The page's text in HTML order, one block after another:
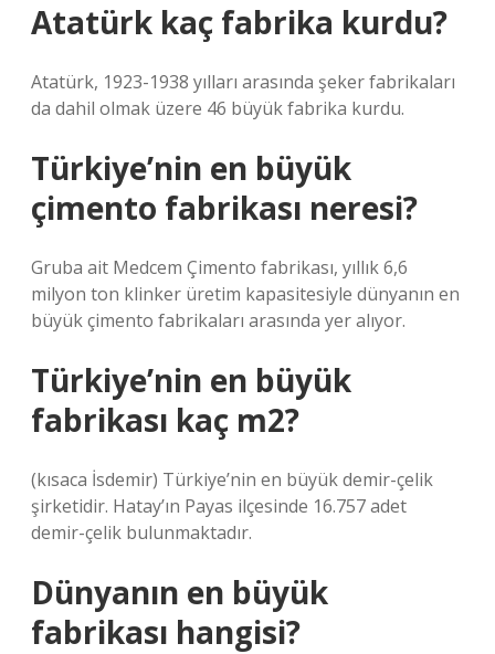
Atatürk kaç fabrika kurdu?
Atatürk, 1923-1938 yılları arasında şeker fabrikaları
da dahil olmak üzere 46 büyük fabrika kurdu.
Türkiye’nin en büyük
çimento fabrikası neresi?
Gruba ait Medcem Çimento fabrikası, yıllık 6,6
milyon ton klinker üretim kapasitesiyle dünyanın en
büyük çimento fabrikaları arasında yer alıyor.
Türkiye’nin en büyük
fabrikası kaç m2?
(kısaca İsdemir) Türkiye’nin en büyük demir-çelik
şirketidir. Hatay’ın Payas ilçesinde 16.757 adet
demir-çelik bulunmaktadır.
Dünyanın en büyük
fabrikası hangisi?